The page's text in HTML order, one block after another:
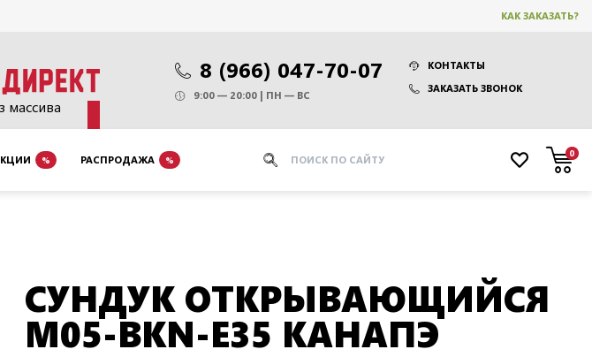
КАК ЗАКАЗАТЬ?
массива
8 (966) 047-70-07
КОНТАКТЫ
ЗАКАЗАТЬ ЗВОНОК
9:00 — 20:00 | ПН — ВС
% РАСПРОДАЖА %
0
СУНДУК ОТКРЫВАЮЩИЙСЯ
M05-BKN-E35 КАНАПЭ